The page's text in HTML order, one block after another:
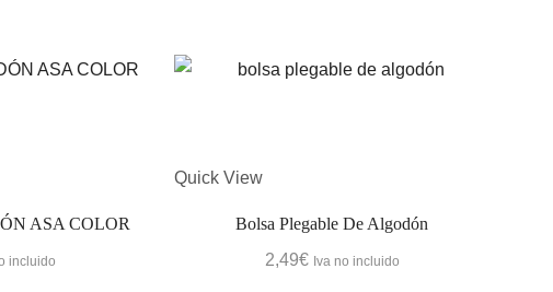
ASA COLOR
incluido
Quick View
Bolsa Plegable De Algodón
2,49€ Iva no incluido